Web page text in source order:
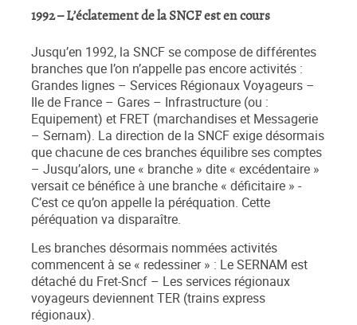
1992 – L’éclatement de la SNCF est en cours
Jusqu’en 1992, la SNCF se compose de différentes
branches que l’on n’appelle pas encore activités :
Grandes lignes – Services Régionaux Voyageurs –
Ile de France – Gares – Infrastructure (ou :
Equipement) et FRET (marchandises et Messagerie
– Sernam). La direction de la SNCF exige désormais
que chacune de ces branches équilibre ses comptes
– Jusqu’alors, une « branche » dite « excédentaire »
versait ce bénéfice à une branche « déficitaire » -
C’est ce qu’on appelle la péréquation. Cette
péréquation va disparaître.
Les branches désormais nommées activités
commencent à se « redessiner » : Le SERNAM est
détaché du Fret-Sncf – Les services régionaux
voyageurs deviennent TER (trains express
régionaux).